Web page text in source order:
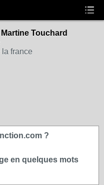
Touchard
la france
?
en quelques mots